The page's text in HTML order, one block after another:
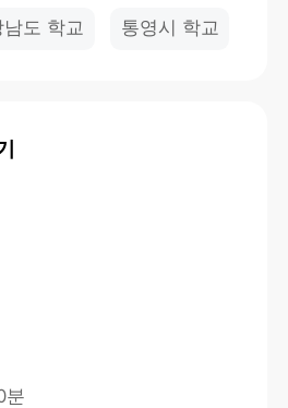
남도 학교 통영시 학교
분